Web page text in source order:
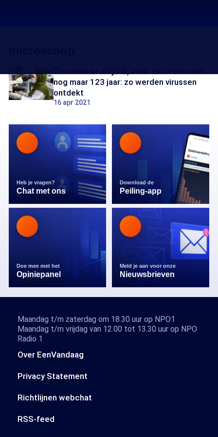
nog maar 123 jaar: zo werden virussen
ontdekt
16 apr 2021
Heb je vragen?
Chat met ons
Download de
Peiling-app
Doe mee met het
Opiniepanel
Meld je aan voor onze
Nieuwsbrieven
Over EenVandaag
Privacy Statement
Richtlijnen webchat
RSS-feed
Maandag t/m zaterdag om 18.30 uur op NPO1
Maandag t/m vrijdag van 12.00 tot 13.30 uur op NPO
Radio 1